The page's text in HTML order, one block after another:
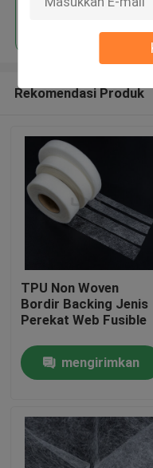
Rumah
Tentang kami
Rekomendasi Produk
TPU Non Woven
Bordir Backing Jenis
Perekat Web Fusible
mengirimkan